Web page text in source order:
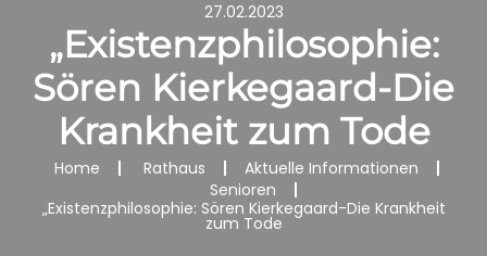
27.02.2023
„Existenzphilosophie:
Sören Kierkegaard-Die
Krankheit zum Tode
Home Rathaus
Aktuelle Informationen
Senioren
„Existenzphilosophie: Sören Kierkegaard-Die Krankheit
zum Tode